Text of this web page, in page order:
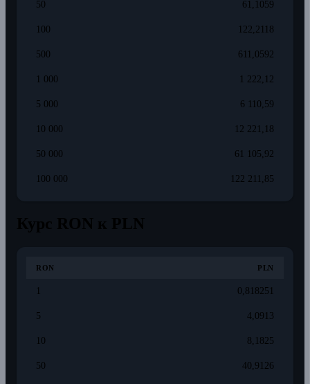
50 61,1059
100 122,2118
500 611,0592
1 000 1 222,12
5 000 6 110,59
10 000 12 221,18
50 000 61 105,92
100 000 122 211,85
RON PLN
0,818251
5 4,0913
10 8,1825
50 40,9126